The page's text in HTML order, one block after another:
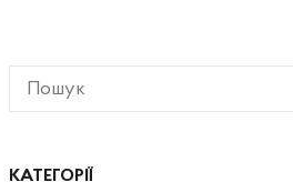
КАТЕГОРІЇ